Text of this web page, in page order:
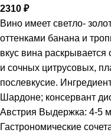
2310 ₽
Вино имеет светло-
оттенками банана и
вкус вина
и сочных цитрусовых,
послевкусие.
Шардоне; консервант
Австрия Выдержка: 4-5
Гастрономические